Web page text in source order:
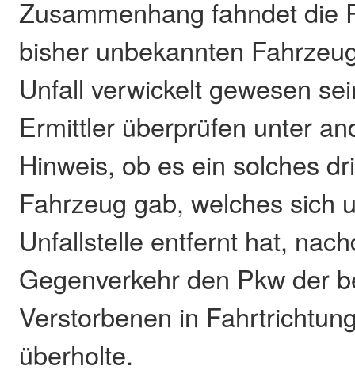
Zusammenhang fahndet die
bisher unbekannten
Unfall verwickelt gewesen
Ermittler überprüfen unter
Hinweis, ob es ein solches
Fahrzeug gab, welches sich
Unfallstelle entfernt hat,
Gegenverkehr den Pkw der
Verstorbenen in
überholte.